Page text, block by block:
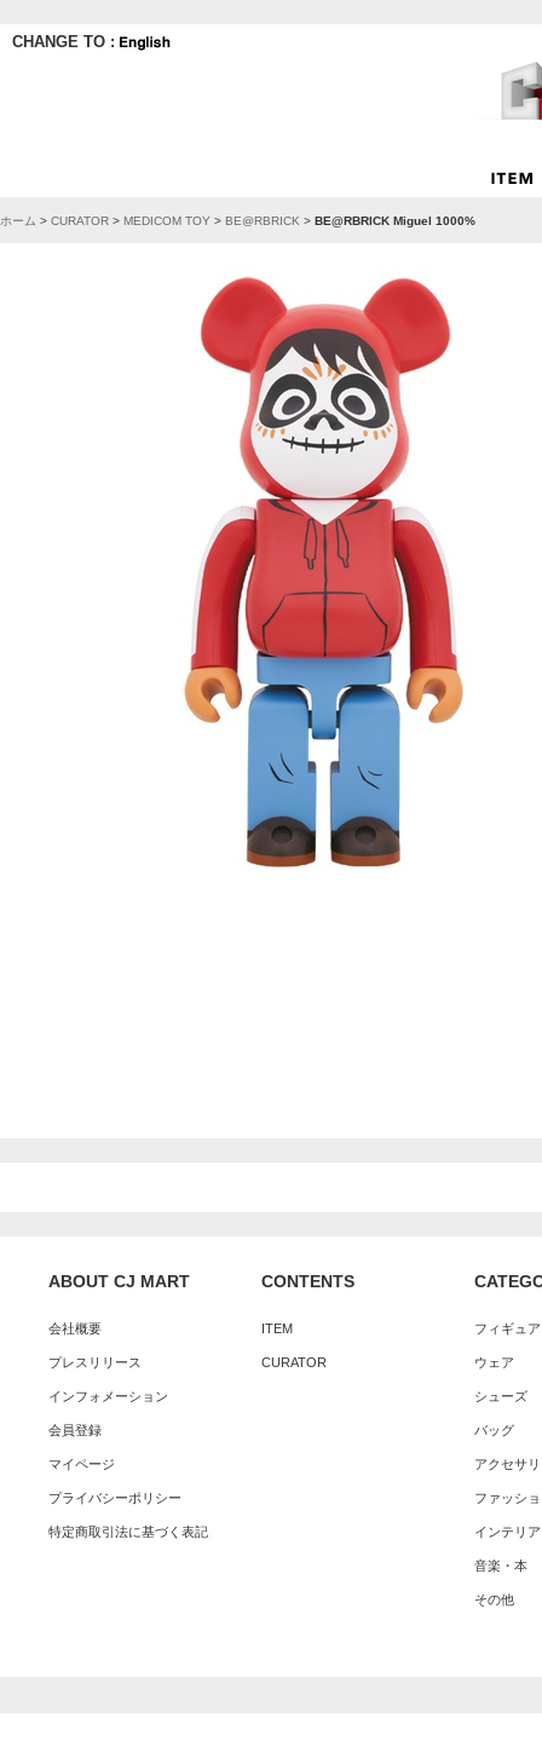
CHANGE TO :
ホーム > CURATOR > MEDICOM TOY > BE@RBRICK > BE@RBRICK Miguel 1000%
ABOUT CJ MART
会社概要
プレスリリース
インフォメーション
会員登録
マイページ
プライバシーポリシー
特定商取引法に基づく表記
CONTENTS
ITEM
CURATOR
フィギュ
ウェア
シューズ
バッグ
アクセサ
ファッシ
インテリア
音楽・本
その他